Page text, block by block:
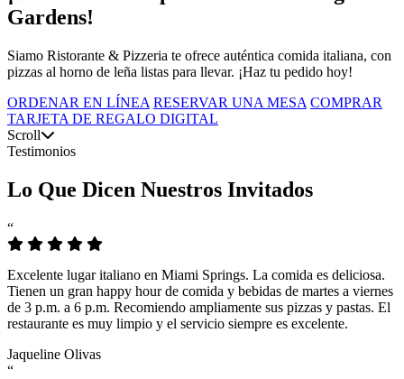
Gardens!
Siamo Ristorante & Pizzeria te ofrece auténtica comida italiana, con
pizzas al horno de leña listas para llevar. ¡Haz tu pedido hoy!
ORDENAR EN LÍNEA RESERVAR UNA MESA COMPRAR
TARJETA DE REGALO DIGITAL
Scroll
Testimonios
Lo Que Dicen Nuestros Invitados
“
Excelente lugar italiano en Miami Springs. La comida es deliciosa.
Tienen un gran happy hour de comida y bebidas de martes a viernes
de 3 p.m. a 6 p.m. Recomiendo ampliamente sus pizzas y pastas. El
restaurante es muy limpio y el servicio siempre es excelente.
Jaqueline Olivas
“